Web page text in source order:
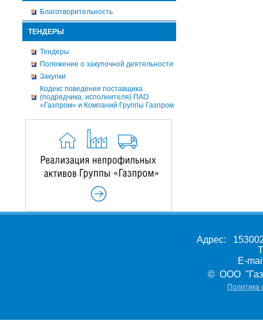
Благотворительность
ТЕНДЕРЫ
Тендеры
Положение о закупочной деятельности
Закупки
Кодекс поведения поставщика
(подрядчика, исполнителя) ПАО
«Газпром» и Компаний Группы Газпром
Адрес:
E-
© ООО
Политика